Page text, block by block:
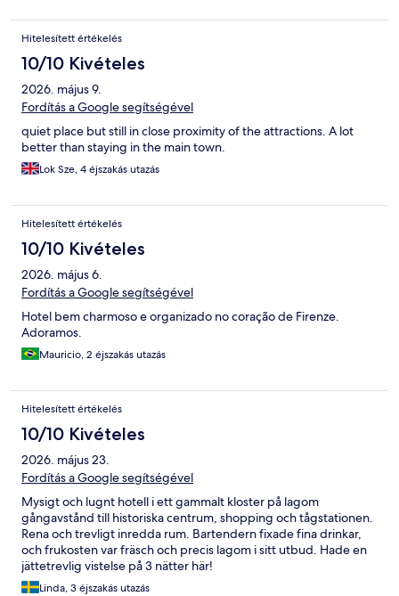
Hitelesített értékelés
10/10 Kivételes
2026. május 9.
Fordítás a Google segítségével
quiet place but still in close proximity of the attractions. A lot
better than staying in the main town.
Lok Sze, 4 éjszakás utazás
Hitelesített értékelés
10/10 Kivételes
2026. május 6.
Fordítás a Google segítségével
Hotel bem charmoso e organizado no coração de Firenze.
Adoramos.
Mauricio, 2 éjszakás utazás
Hitelesített értékelés
10/10 Kivételes
2026. május 23.
Fordítás a Google segítségével
Mysigt och lugnt hotell i ett gammalt kloster på lagom
gångavstånd till historiska centrum, shopping och tågstationen.
Rena och trevligt inredda rum. Bartendern fixade fina drinkar,
och frukosten var fräsch och precis lagom i sitt utbud. Hade en
jättetrevlig vistelse på 3 nätter här!
Linda, 3 éjszakás utazás